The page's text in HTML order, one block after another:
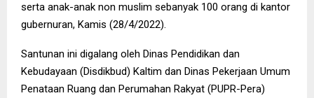
serta anak-anak non muslim sebanyak 100 orang di kantor
gubernuran, Kamis (28/4/2022).
Santunan ini digalang oleh Dinas Pendidikan dan
Kebudayaan (Disdikbud) Kaltim dan Dinas Pekerjaan Umum
Penataan Ruang dan Perumahan Rakyat (PUPR-Pera)